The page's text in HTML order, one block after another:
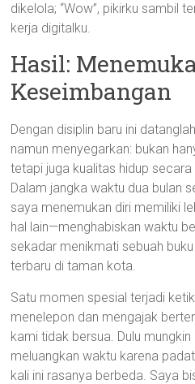
dikelola; “Wow”, pikirku sambil
kerja digitalku.
Hasil:
Keseimbangan
Dengan disiplin baru ini
namun menyegarkan: bukan
tetapi juga kualitas hidup
Dalam jangka waktu dua bulan
saya menemukan diri memiliki
hal lain—menghabiskan waktu
sekadar menikmati sebuah
terbaru di taman kota.
Satu momen spesial terjadi
menelepon dan mengajak
kami tidak bersua. Dulu
meluangkan waktu karena
kali ini rasanya berbeda. Saya